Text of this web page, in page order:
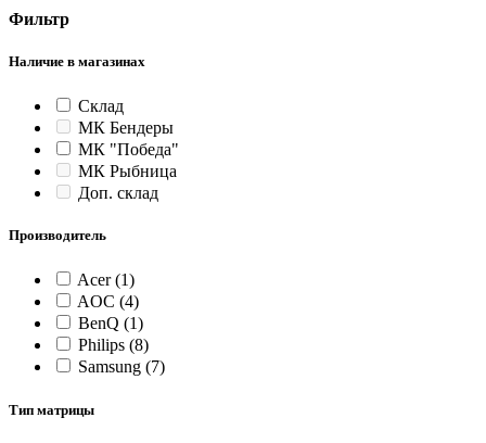
Фильтр
Наличие в магазинах
Склад
МК Бендеры
МК "Победа"
МК Рыбница
Доп. склад
Производитель
Acer(1)
AOC (4)
BenQ (1)
Philips (8)
Samsung (7)
Тип матрицы